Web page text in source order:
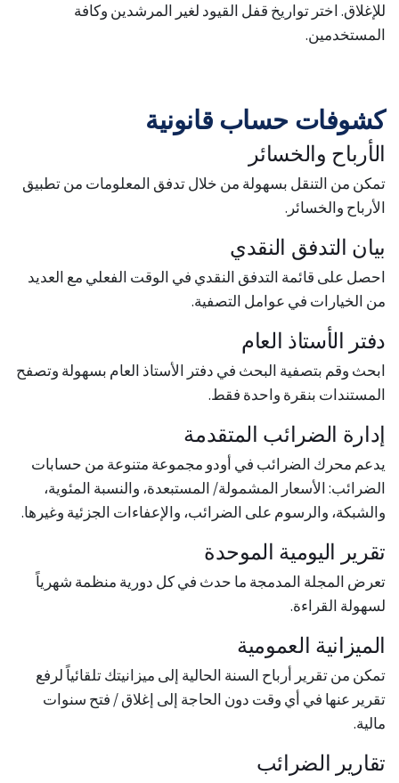
للإغلاق. اختر تواريخ قفل القيود لغير المرشدين وكافة
المستخدمين.
كشوفات حساب قانونية
الأرباح والخسائر
تمكن من التنقل بسهولة من خلال تدفق المعلومات من تطبيق
الأرباح والخسائر.
بيان التدفق النقدي
احصل على قائمة التدفق النقدي في الوقت الفعلي مع العديد
من الخيارات في عوامل التصفية.
دفتر الأستاذ العام
ابحث وقم بتصفية البحث في دفتر الأستاذ العام بسهولة وتصفح
المستندات بنقرة واحدة فقط.
إدارة الضرائب المتقدمة
يدعم محرك الضرائب في أودو مجموعة متنوعة من حسابات
الضرائب: الأسعار المشمولة/ المستبعدة، والنسبة المئوية،
والشبكة، والرسوم على الضرائب، والإعفاءات الجزئية وغيرها.
تقرير اليومية الموحدة
تعرض المجلة المدمجة ما حدث في كل دورية منظمة شهرياً
لسهولة القراءة.
الميزانية العمومية
تمكن من تقرير أرباح السنة الحالية إلى ميزانيتك تلقائياً لرفع
تقرير عنها في أي وقت دون الحاجة إلى إغلاق / فتح سنوات
مالية.
تقارير الضرائب